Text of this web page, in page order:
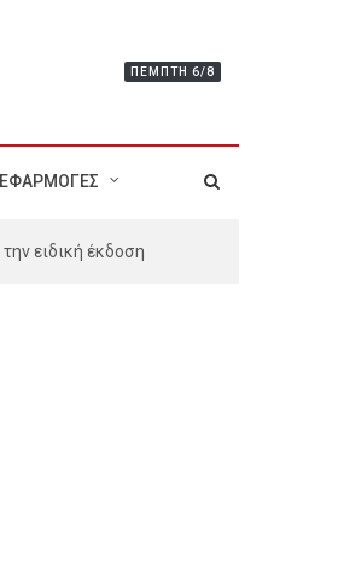
ΠΈΜΠΤΗ 6/8
ΕΦΑΡΜΟΓΕΣ
την ειδική έκδοση